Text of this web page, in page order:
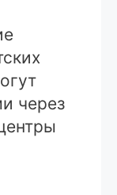
через